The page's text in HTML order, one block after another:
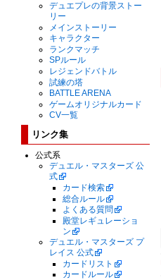
デュエプレの背景ストー
リー
メインストーリー
キャラクター
ランクマッチ
SPルール
レジェンドバトル
試練の塔
BATTLE ARENA
ゲームオリジナルカード
CV一覧
リンク集
公式系
デュエル・マスターズ 公
式
カード検索
総合ルール
よくある質問
殿堂レギュレーショ
ン
デュエル・マスターズ プ
レイス 公式
カードリスト
カードルール